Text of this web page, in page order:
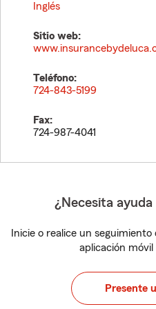
Inglés
Sitio web:
Teléfono:
724-843-5199
Fax:
724-987-4041
¿Necesita
Inicie o realice un
aplicación
Presente